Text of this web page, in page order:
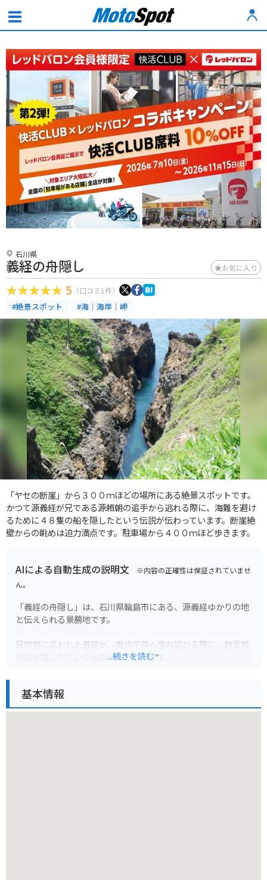
石川県
義経の舟隠し お気に入り
5 （口コミ1件）
#絶景スポット #海｜海岸｜岬
「ヤセの断崖」から３００ｍほどの場所にある絶景スポットです。
かつて源義経が兄である源頼朝の追手から逃れる際に、海難を避け
るために４８隻の船を隠したという伝説が伝わっています。断崖絶
壁からの眺めは迫力満点です。駐車場から４００ｍほど歩きます。
AIによる自動生成の説明文 ※内容の正確性は保証されていませ
ん。
「義経の舟隠し」は、石川県輪島市にある、源義経ゆかりの地
と伝えられる景勝地です。
兄頼朝に追われた義経が、奥州平泉へ落ち延びる際に、数百艘
の船を隠したという伝説が残っています。
義経伝説の残るこの地は、日本海に面した断崖絶壁の続く海岸
線であり、荒波が岩に打ち付ける迫力のある景色が広がってい
...続きを読む
基本情報